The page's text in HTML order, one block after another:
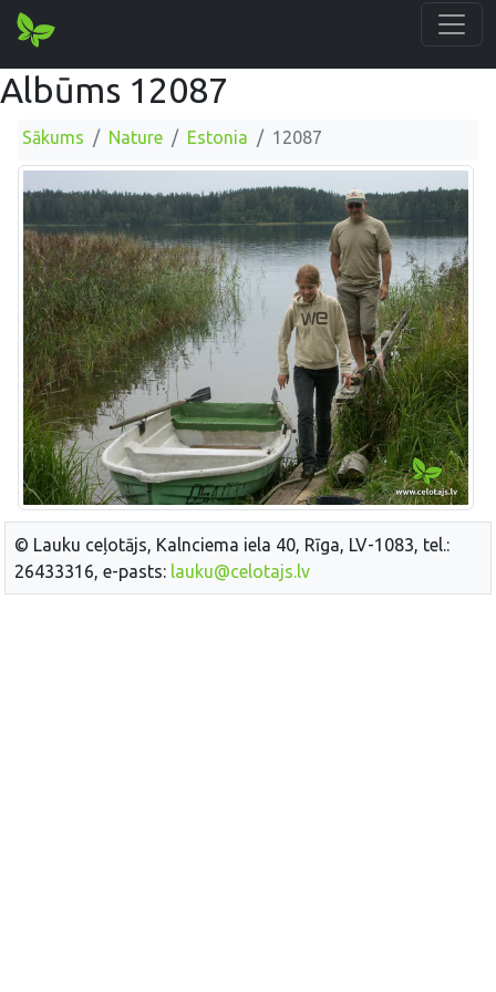
Albūms 12087
Sākums Nature Estonia 12087
© Lauku ceļotājs, Kalnciema iela 40, Rīga, LV-1083, tel.:
26433316, e-pasts: lauku@celotajs.lv